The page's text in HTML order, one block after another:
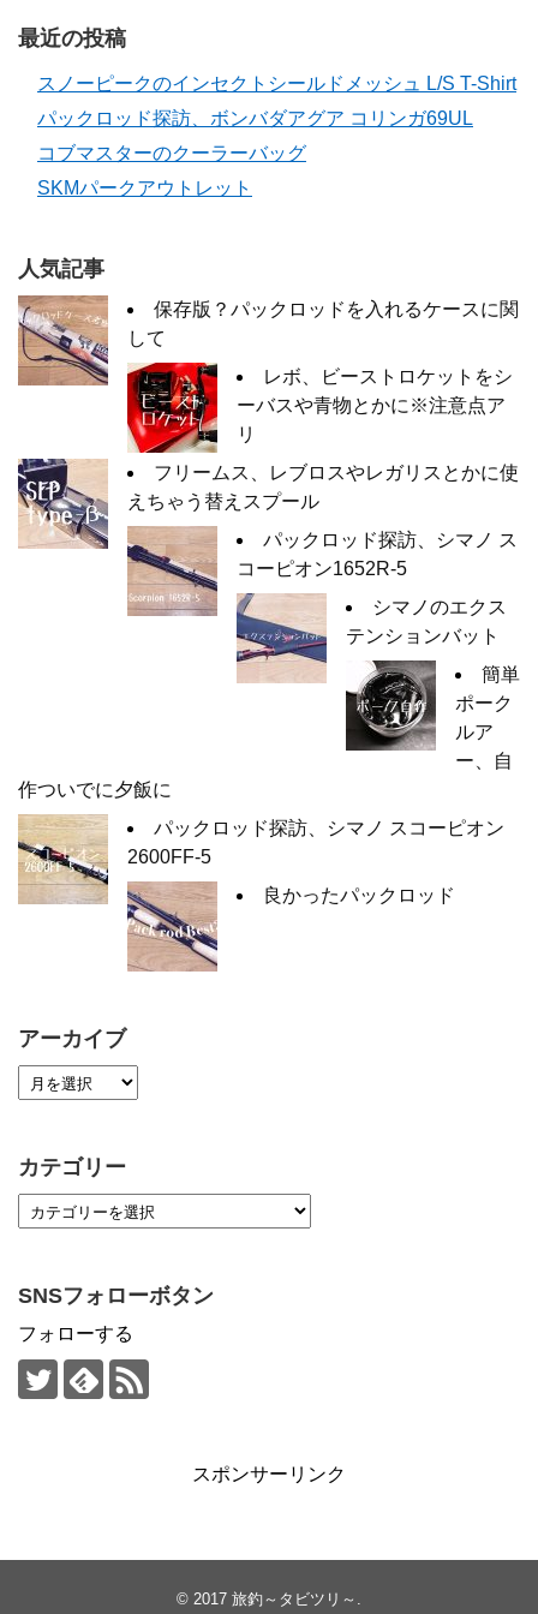
最近の投稿
スノーピークのインセクトシールドメッシュ L/S T-Shirt
パックロッド探訪、ボンバダアグア コリンガ69UL
コブマスターのクーラーバッグ
SKMパークアウトレット
人気記事
保存版？パックロッドを入れるケースに関
して
レボ、ビーストロケットをシ
ーバスや青物とかに※注意点ア
リ
フリームス、レブロスやレガリスとかに使
えちゃう替えスプール
パックロッド探訪、シマノ ス
コーピオン1652R-5
シマノのエクス
テンションバット
簡単
ポーク
ルア
ー、自
作ついでに夕飯に
パックロッド探訪、シマノ スコーピオン
2600FF-5
良かったパックロッド
アーカイブ
カテゴリー
SNSフォローボタン
フォローする
スポンサーリンク
© 2017 旅釣～タビツリ～